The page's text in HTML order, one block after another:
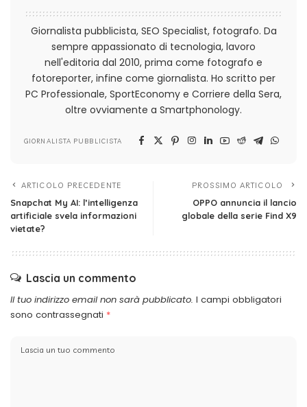
Giornalista pubblicista, SEO Specialist, fotografo. Da
sempre appassionato di tecnologia, lavoro
nell'editoria dal 2010, prima come fotografo e
fotoreporter, infine come giornalista. Ho scritto per
PC Professionale, SportEconomy e Corriere della Sera,
oltre ovviamente a Smartphonology.
GIORNALISTA PUBBLICISTA
ARTICOLO PRECEDENTE
Snapchat My AI: l’intelligenza
artificiale svela informazioni
vietate?
PROSSIMO ARTICOLO
OPPO annuncia il lancio
globale della serie Find X9
Lascia un commento
Il tuo indirizzo email non sarà pubblicato. I campi obbligatori
sono contrassegnati *